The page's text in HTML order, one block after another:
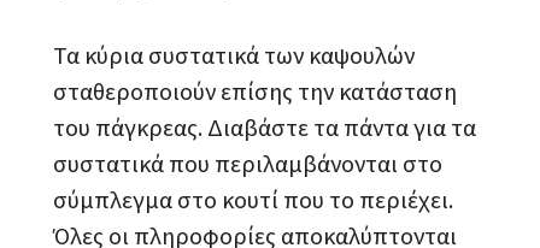
Τα κύρια συστατικά των καψουλών
σταθεροποιούν επίσης την κατάσταση
του πάγκρεας. Διαβάστε τα πάντα για τα
συστατικά που περιλαμβάνονται στο
σύμπλεγμα στο κουτί που το περιέχει.
Όλες οι πληροφορίες αποκαλύπτονται